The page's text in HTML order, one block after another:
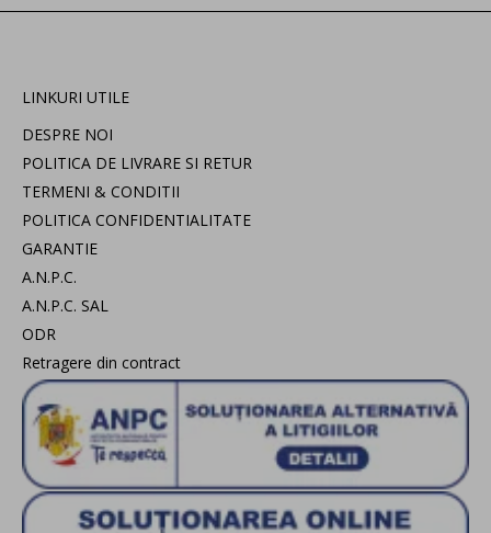
LINKURI UTILE
DESPRE NOI
POLITICA DE LIVRARE SI RETUR
TERMENI & CONDITII
POLITICA CONFIDENTIALITATE
GARANTIE
A.N.P.C.
A.N.P.C. SAL
ODR
Retragere din contract